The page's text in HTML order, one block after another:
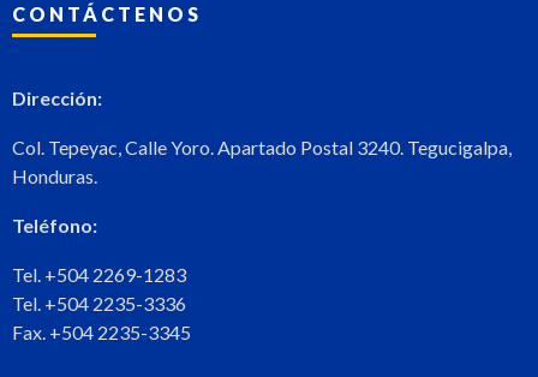
CONTÁCTENOS
Dirección:
Col. Tepeyac, Calle Yoro. Apartado Postal 3240. Tegucigalpa,
Honduras.
Teléfono:
Tel. +504 2269-1283
Tel. +504 2235-3336
Fax. +504 2235-3345